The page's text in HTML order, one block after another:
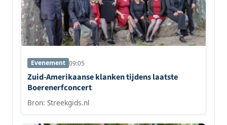
Evenement 09:05
Zuid-Amerikaanse klanken tijdens laatste
Boerenerfconcert
Bron: Streekgids.nl